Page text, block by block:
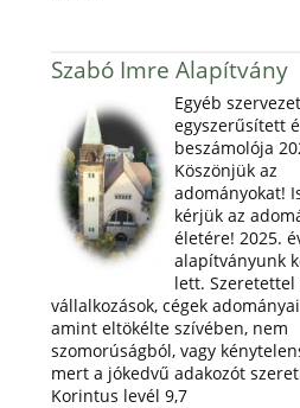
Szabó Imre Alapítvány
Egyéb szervezet
egyszerűsített
beszámolója
Köszönjük az
adományokat!
kérjük az
életére! 2025.
alapítványunk
lett.
vállalkozások, cégek
amint eltökélte szívében, nem
szomorúságból, vagy
mert a jókedvű adakozót
Korintus levél 9,7